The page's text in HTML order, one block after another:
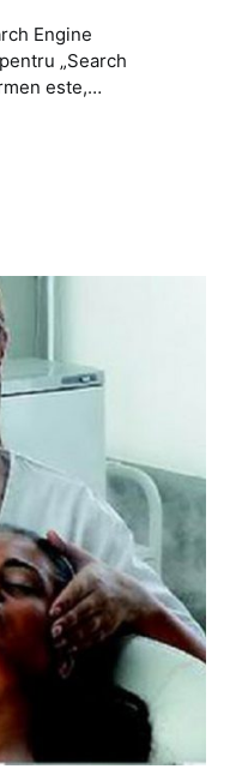
Engine
„Search
este,…